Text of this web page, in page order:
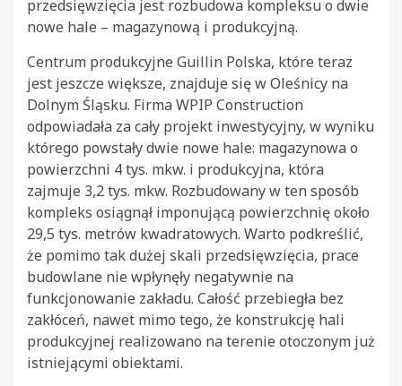
przedsięwzięcia jest rozbudowa kompleksu o dwie
nowe hale – magazynową i produkcyjną.
Centrum produkcyjne Guillin Polska, które teraz
jest jeszcze większe, znajduje się w Oleśnicy na
Dolnym Śląsku. Firma WPIP Construction
odpowiadała za cały projekt inwestycyjny, w wyniku
którego powstały dwie nowe hale: magazynowa o
powierzchni 4 tys. mkw. i produkcyjna, która
zajmuje 3,2 tys. mkw. Rozbudowany w ten sposób
kompleks osiągnął imponującą powierzchnię około
29,5 tys. metrów kwadratowych. Warto podkreślić,
że pomimo tak dużej skali przedsięwzięcia, prace
budowlane nie wpłynęły negatywnie na
funkcjonowanie zakładu. Całość przebiegła bez
zakłóceń, nawet mimo tego, że konstrukcję hali
produkcyjnej realizowano na terenie otoczonym już
istniejącymi obiektami.